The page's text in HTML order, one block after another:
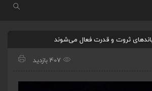
ثروت و قدرت فعال می‌شوند
407 بازدید